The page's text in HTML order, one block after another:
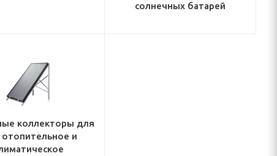
солнечных батарей
коллекторы для
отопительное и